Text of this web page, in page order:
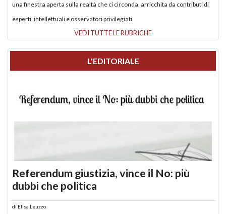
una finestra aperta sulla realtà che ci circonda, arricchita da contributi di
esperti, intellettuali e osservatori privilegiati.
VEDI TUTTE LE RUBRICHE
L'EDITORIALE
Referendum giustizia, vince il No: più
dubbi che politica
di Elisa Leuzzo